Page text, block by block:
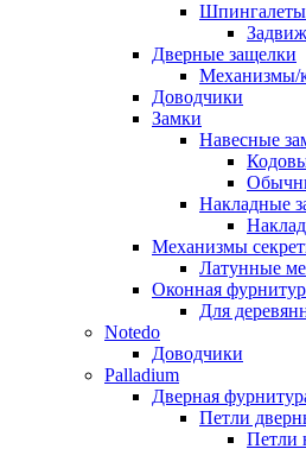
Дверные защелки
Механизмы/
Доводчики
Замки
Навесные
Накладные
Механизмы
Латунные
Оконная
Для
Notedo
Доводчики
Palladium
Дверная
Петли
Петли